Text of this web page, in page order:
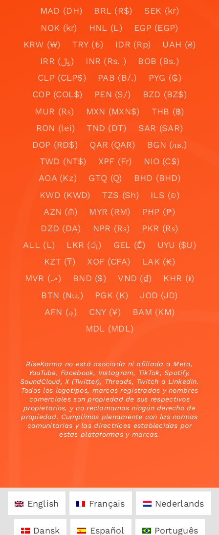
MAD (DH)
BRL (R$)
SEK (kr)
NOK (kr)
HNL (L)
EGP (EGP)
KRW (₩)
TRY (₺) IDR (Rp)
UAH (₴)
IRR (﷼)
INR (Rs. )
BOB (Bs.)
CLP (CLP$)
PAB (B/.)
PYG (₲)
COP (COL$)
PEN (S/)
BZD (BZ$)
MUR (₨)
MXN (MXN$)
THB (฿)
RON (lei)
TND (DT)
SAR (SAR)
DOP (RD$)
QAR (QAR)
BGN (лв.)
TWD (NT$)
XPF (Fr)
NIO (C$)
AOA (Kz)
GTQ (Q)
BHD (BHD)
KWD (KWD)
TZS (Sh)
ILS (₪)
AZN (₼)
MYR (RM)
PHP (₱)
DZD (DA)
NPR (₨)
PKR (₨)
ALL (L)
LKR (රු) GEL (₾)
UYU ($U)
KZT (₸)
XOF (CFA)
LAK (₭)
MVR (.ރ)
BND ($) VND (₫)
KHR (៛)
BTN (Nu.)
PGK (K)
JOD (JD)
AFN (؋)
CNY (¥)
BAM (KM)
MDL (MDL)
RiseKarma no está asociada ni afiliada a Meta,
YouTube, Facebook, Instagram, TikTok, Spotify,
SoundCloud, X (Twitter), Threads, Twitch o LinkedIn.
Todos los logotipos, marcas registradas y nombres
comerciales son propiedad de sus respectivos
propietarios, y no reclamamos ningún derecho de
propiedad. Cumplimos plenamente con las normas
comunitarias y las directrices establecidas por
estas plataformas y marcas.
English Français Nederlands
Dansk Español Português